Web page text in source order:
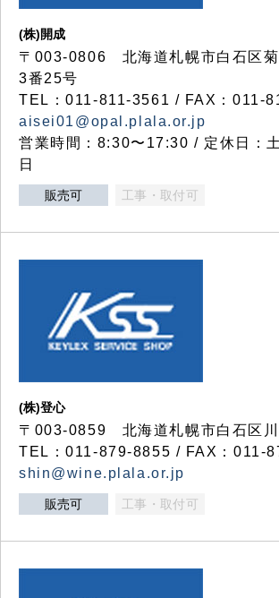
(株)開成
〒003-0806 北海道札幌市白石区菊
3番25号
TEL：011-811-3561 / FAX：011-
aisei01@opal.plala.or.jp
営業時間：8:30〜17:30 / 定休日：
日
販売可 工事・取付可
(株)登心
〒003-0859 北海道札幌市白石区
TEL：011-879-8855 / FAX：011-
shin@wine.plala.or.jp
販売可 工事・取付可